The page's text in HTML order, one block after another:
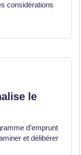
considérations
le
d’emprunt
et délibérer